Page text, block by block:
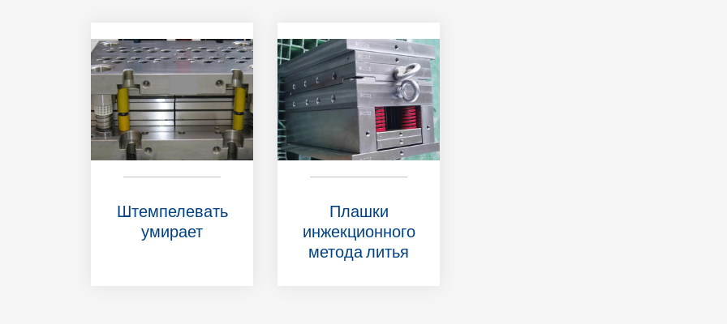
Штемпелевать
умирает
Плашки
инжекционного
метода литья